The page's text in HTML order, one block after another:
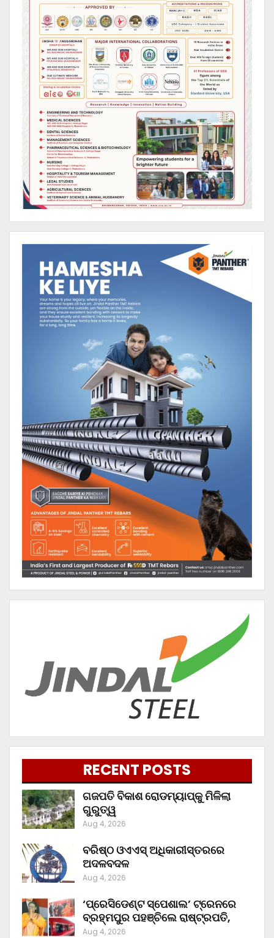
RECENT POSTS
ଗଜପତି ବିକାଶ ରୋଡମ୍ୟାପ୍‌କୁ ମିଳିଲା
ଗୁରୁତ୍ୱ
Aug 4, 2026
ବରିଷ୍ଠ ଓଏଏସ୍‌ ଅଧିକାରୀସ୍ତରରେ
ଅଦଳବଦଳ
Aug 4, 2026
‘ପ୍ରେସିଡେଣ୍ଟ ସ୍ପେଶାଲ’ ଟ୍ରେନରେ
ବ୍ରହ୍ମପୁର ପହଞ୍ଚିଲେ ରାଷ୍ଟ୍ରପତି,
Aug 4, 2026